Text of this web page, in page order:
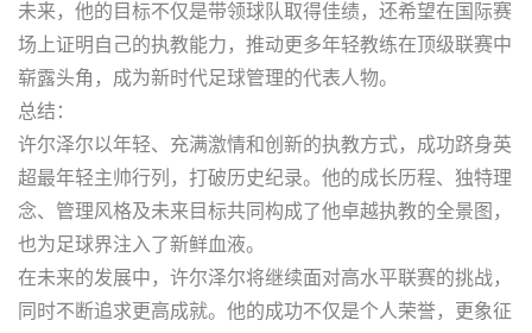
未来，他的目标不仅是带领球队取得佳绩，还希望在国际赛
场上证明自己的执教能力，推动更多年轻教练在顶级联赛中
崭露头角，成为新时代足球管理的代表人物。
总结：
许尔泽尔以年轻、充满激情和创新的执教方式，成功跻身英
超最年轻主帅行列，打破历史纪录。他的成长历程、独特理
念、管理风格及未来目标共同构成了他卓越执教的全景图，
也为足球界注入了新鲜血液。
在未来的发展中，许尔泽尔将继续面对高水平联赛的挑战，
同时不断追求更高成就。他的成功不仅是个人荣誉，更象征